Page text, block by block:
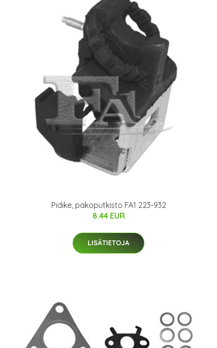
Pidike, pakoputkisto FA1 223-932
8.44 EUR
LISÄTIETOJA